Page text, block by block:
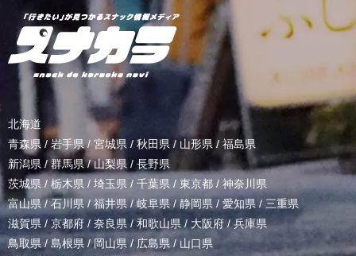
北海道
青森県 / 岩手県/ 宮城県 / 秋田県 / 山形県/ 福島県
新潟県 /群馬県/山梨県 / 長野県
茨城県 / 栃木県 / 埼玉県 / 千葉県 / 東京都 / 神奈川県
富山県 /石川県/福井県/岐阜県 / 静岡県 / 愛知県 / 三重県
滋賀県 / 京都府 / 奈良県 / 和歌山県/ 大阪府 /兵庫県
鳥取県/ 島根県 /岡山県/ 広島県 / 山口県